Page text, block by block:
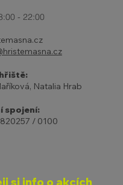
- 22:00
Natalia Hrab
spojení:
/ 0100